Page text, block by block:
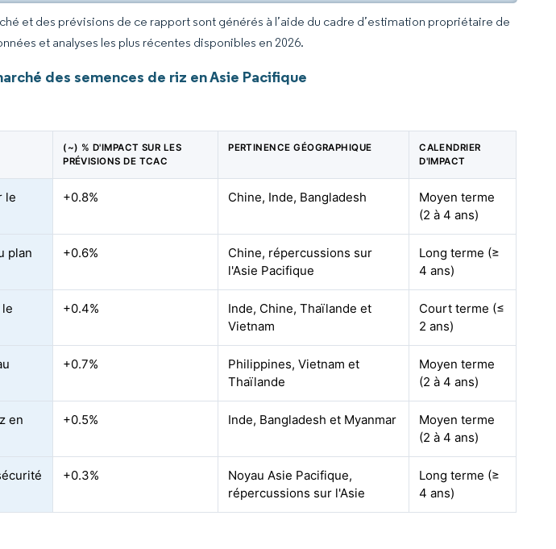
et des prévisions de ce rapport sont générés à l’aide du cadre d’estimation propriétaire de
et analyses les plus récentes disponibles en 2026.
des semences de riz en Asie Pacifique
(~) % D'IMPACT SUR LES
PRÉVISIONS DE TCAC
PERTINENCE GÉOGRAPHIQUE
CALENDRIER
D'IMPACT
le
+0.8% Chine, Inde, Bangladesh
Moyen terme
(2 à 4 ans)
plan
+0.6%
Chine, répercussions sur
l'Asie Pacifique
Long terme (≥
4 ans)
+0.4%
Inde, Chine, Thaïlande et
Vietnam
Court terme (≤
2 ans)
+0.7%
Philippines, Vietnam et
Thaïlande
Moyen terme
(2 à 4 ans)
en
+0.5% Inde, Bangladesh et Myanmar
Moyen terme
(2 à 4 ans)
+0.3%
Noyau Asie Pacifique,
répercussions sur l'Asie
Long terme (≥
4 ans)